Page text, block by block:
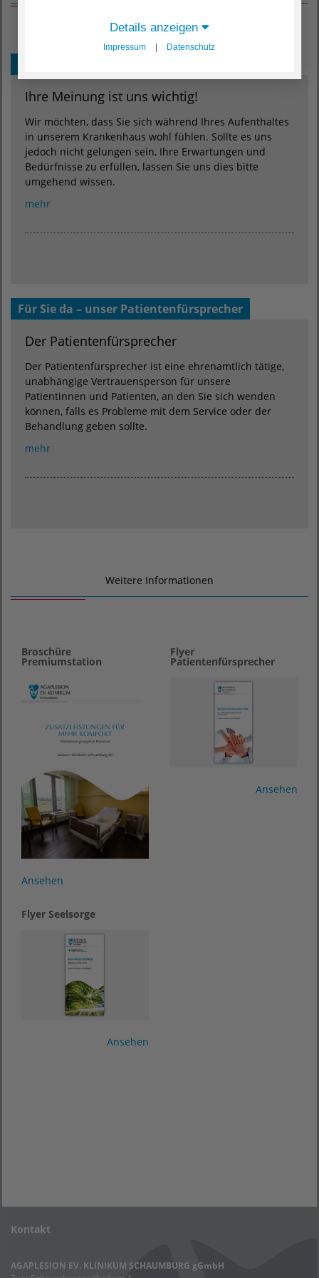
Ihre Meinung ist uns wichtig!
Wir möchten, dass Sie sich während Ihres Aufenthaltes
in unserem Krankenhaus wohl fühlen. Sollte es uns
jedoch nicht gelungen sein, Ihre Erwartungen und
Bedürfnisse zu erfüllen, lassen Sie uns dies bitte
umgehend wissen.
mehr
Für Sie da – unser Patientenfürsprecher
Der Patientenfürsprecher
Der Patientenfürsprecher ist eine ehrenamtlich tätige,
unabhängige Vertrauensperson für unsere
Patientinnen und Patienten, an den Sie sich wenden
können, falls es Probleme mit dem Service oder der
Behandlung geben sollte.
mehr
Weitere Informationen
Broschüre
Premiumstation
Ansehen
Flyer
Patientenfürsprecher
Ansehen
Flyer Seelsorge
Ansehen
Kontakt
AGAPLESION EV. KLINIKUM SCHAUMBURG gGmbH
Details anzeigen
Impressum Datenschutz